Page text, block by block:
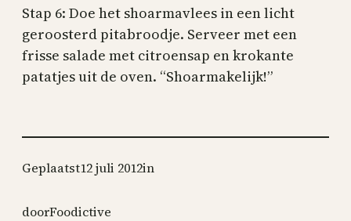
Stap 6: Doe het shoarmavlees in een licht
geroosterd pitabroodje. Serveer met een
frisse salade met citroensap en krokante
patatjes uit de oven. “Shoarmakelijk!”
Geplaatst12 juli 2012in
doorFoodictive